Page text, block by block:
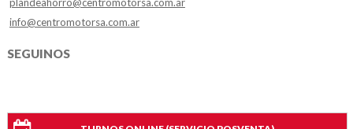
info@centromotorsa.com.ar
SEGUINOS